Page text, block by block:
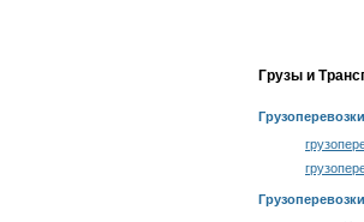
Грузы и
Грузоперевозки